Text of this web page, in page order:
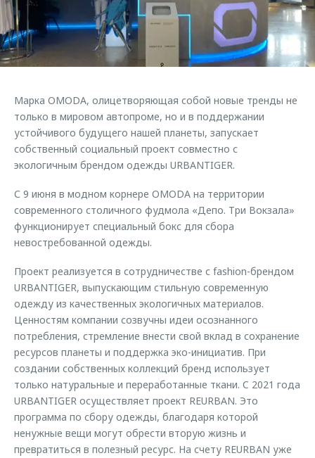
Страхование
Кредитный калькулятор
Аксессуары
Оригинальные аксессуары
Запчасти
Трейд-ин
Клиентская поддержка
O&J Автоклуб
Клуб владельцев OMODA
Аксессуары
Одежда и сувениры
Оригинальные аксессуары
Обратная связь
Марка OMODA, олицетворяющая собой новые тренды не
только в мировом автопроме, но и в поддержании
устойчивого будущего нашей планеты, запускает
собственный социальный проект совместно с
экологичным брендом одежды URBANTIGER.
С 9 июня в модном корнере OMODA на территории
современного столичного фудмола «Депо. Три Вокзала»
функционирует специальный бокс для сбора
невостребованной одежды.
Проект реализуется в сотрудничестве с fashion-брендом
URBANTIGER, выпускающим стильную современную
одежду из качественных экологичных материалов.
Ценностям компании созвучны идеи осознанного
потребления, стремление внести свой вклад в сохранение
ресурсов планеты и поддержка эко-инициатив. При
создании собственных коллекций бренд использует
только натуральные и переработанные ткани. C 2021 года
URBANTIGER осуществляет проект REURBAN. Это
программа по сбору одежды, благодаря которой
ненужные вещи могут обрести вторую жизнь и
превратиться в полезный ресурс. На счету REURBAN уже